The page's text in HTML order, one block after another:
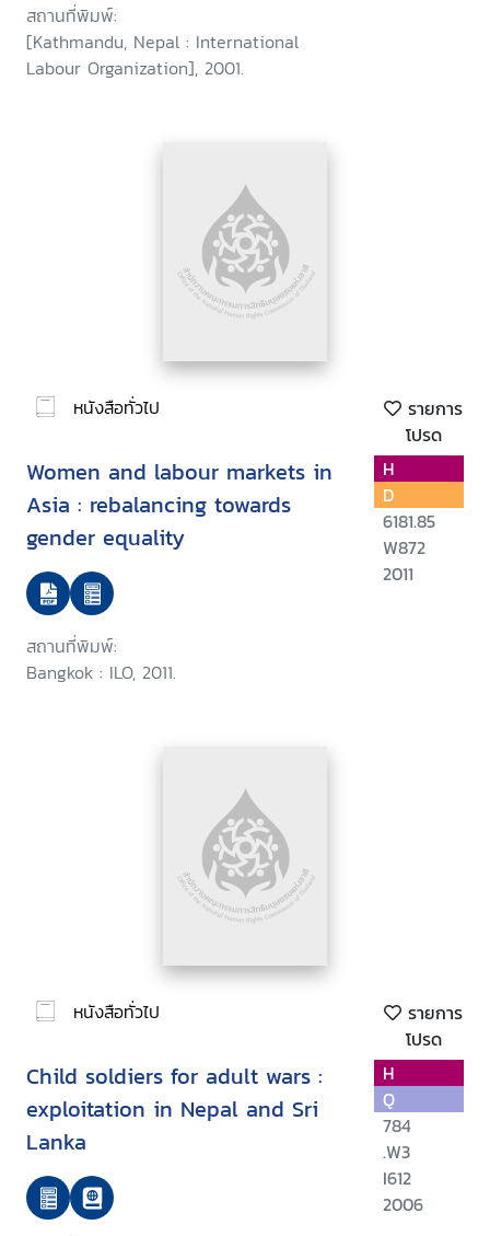
สถานที่พิมพ์:
[Kathmandu, Nepal : International
Labour Organization], 2001.
หนังสือทั่วไป
รายการ
โปรด
Women and labour markets in
Asia : rebalancing towards
gender equality
สถานที่พิมพ์:
Bangkok : ILO, 2011.
H
D
6181.85
W872
2011
หนังสือทั่วไป
รายการ
โปรด
Child soldiers for adult wars :
exploitation in Nepal and Sri
Lanka
H
Q
784
.W3
I612
2006